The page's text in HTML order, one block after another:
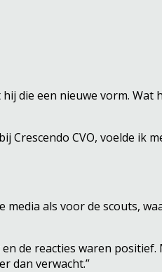
die een nieuwe vorm. Wat
CVO, voelde ik
als voor de scouts,
de reacties waren
dan verwacht.”